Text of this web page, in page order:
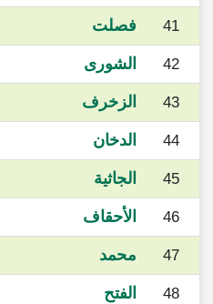
41 فصلت
42 الشورى
43 الزخرف
44 الدخان
45 الجاثية
46 الأحقاف
47 محمد
48 الفتح